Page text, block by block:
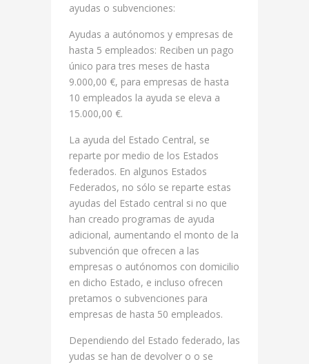
ayudas o subvenciones:
Ayudas a autónomos y empresas de
hasta 5 empleados: Reciben un pago
único para tres meses de hasta
9.000,00 €, para empresas de hasta
10 empleados la ayuda se eleva a
15.000,00 €.
La ayuda del Estado Central, se
reparte por medio de los Estados
federados. En algunos Estados
Federados, no sólo se reparte estas
ayudas del Estado central si no que
han creado programas de ayuda
adicional, aumentando el monto de la
subvención que ofrecen a las
empresas o autónomos con domicilio
en dicho Estado, e incluso ofrecen
pretamos o subvenciones para
empresas de hasta 50 empleados.
Dependiendo del Estado federado, las
yudas se han de devolver o o se